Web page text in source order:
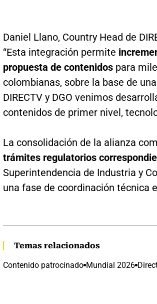
Daniel Llano, Country Head de
“Esta integración permite
propuesta de contenidospara
colombianas, sobre la base de
DIRECTV y DGO venimos
contenidos de primer nivel,
La consolidación de la alianza
trámites regulatorios
Superintendencia de Industria y
una fase de coordinación técnica
Temas relacionados
Contenido patrocinado Mundial 2026